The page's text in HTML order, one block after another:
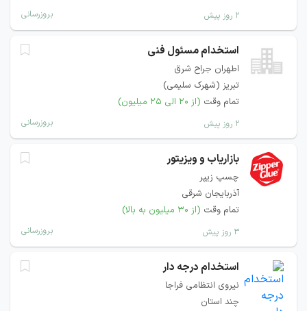
۲ روز پیش بروزرسانی
استخدام مسئول فنی
اطهران جراح شرق
تبریز (شهرک سلیمی)
تمام وقت (از ۲۰ الی ۲۵ میلیون)
۲ روز پیش بروزرسانی
بازاریاب و ویزیتور
چسپ زیپر
آذربایجان شرقی
تمام وقت (از ۳۰ میلیون به بالا)
۳ روز پیش بروزرسانی
استخدام درجه دار
نیروی انتظامی فراجا
چند استان